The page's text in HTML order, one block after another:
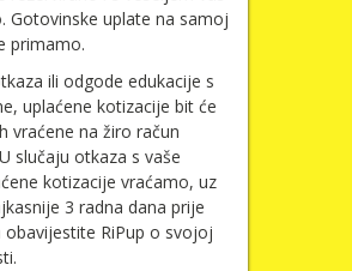
Gotovinske uplate na samoj
primamo.
ili odgode edukacije s
uplaćene kotizacije bit će
vraćene na žiro račun
slučaju otkaza s vaše
kotizacije vraćamo, uz
3 radna dana prije
obavijestite RiPup o svojoj